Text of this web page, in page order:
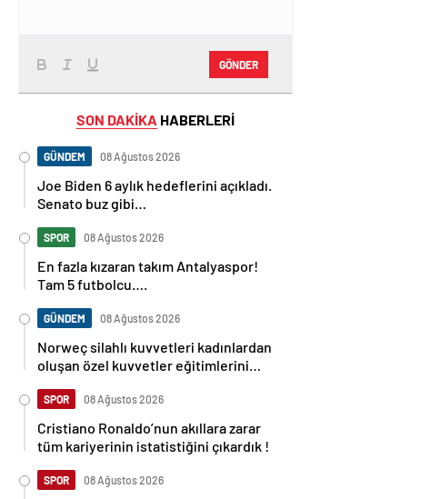
GÖNDER
SON DAKİKA HABERLERİ
GÜNDEM 08 Ağustos 2026
Joe Biden 6 aylık hedeflerini açıkladı.
Senato buz gibi…
SPOR 08 Ağustos 2026
En fazla kızaran takım Antalyaspor!
Tam 5 futbolcu….
GÜNDEM 08 Ağustos 2026
Norweç silahlı kuvvetleri kadınlardan
oluşan özel kuvvetler eğitimlerini
SPOR 08 Ağustos 2026
Cristiano Ronaldo’nun akıllara zarar
tüm kariyerinin istatistiğini çıkardık !
SPOR 08 Ağustos 2026